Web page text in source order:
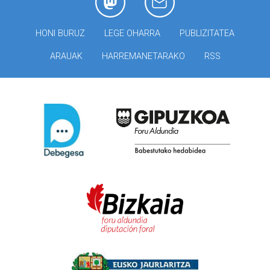
HONI BURUZ LEGE OHARRA PUBLIZITATEA
ARAUAK HARREMANETARAKO RSS